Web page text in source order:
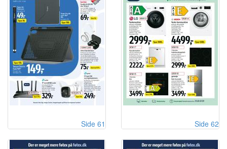
Side 61 Side 62